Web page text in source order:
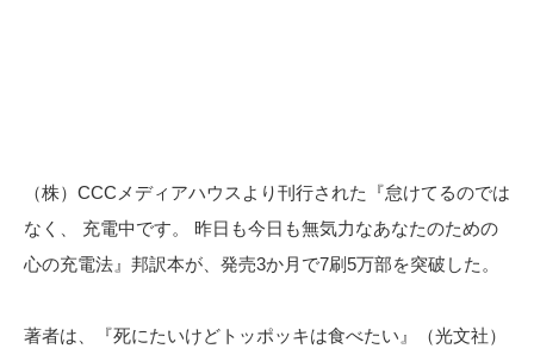
（株）CCCメディアハウスより刊行された『怠けてるのでは
なく、 充電中です。 昨日も今日も無気力なあなたのための
心の充電法』邦訳本が、発売3か月で7刷5万部を突破した。
著者は、『死にたいけどトッポッキは食べたい』（光文社）